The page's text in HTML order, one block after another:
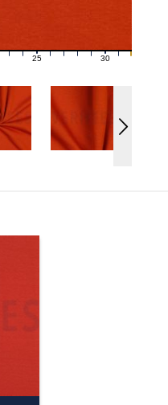
23 24 26 27 28 29 31